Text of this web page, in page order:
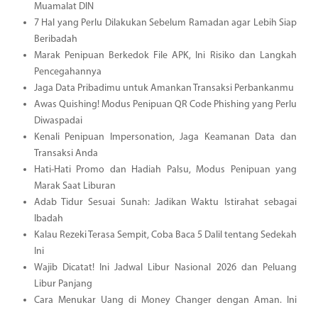
Muamalat DIN
7 Hal yang Perlu Dilakukan Sebelum Ramadan agar Lebih Siap
Beribadah
Marak Penipuan Berkedok File APK, Ini Risiko dan Langkah
Pencegahannya
Jaga Data Pribadimu untuk Amankan Transaksi Perbankanmu
Awas Quishing! Modus Penipuan QR Code Phishing yang Perlu
Diwaspadai
Kenali Penipuan Impersonation, Jaga Keamanan Data dan
Transaksi Anda
Hati-Hati Promo dan Hadiah Palsu, Modus Penipuan yang
Marak Saat Liburan
Adab Tidur Sesuai Sunah: Jadikan Waktu Istirahat sebagai
Ibadah
Kalau Rezeki Terasa Sempit, Coba Baca 5 Dalil tentang Sedekah
Ini
Wajib Dicatat! Ini Jadwal Libur Nasional 2026 dan Peluang
Libur Panjang
Cara Menukar Uang di Money Changer dengan Aman. Ini